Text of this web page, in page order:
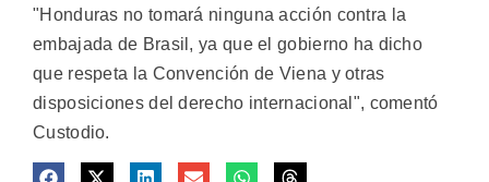
"Honduras no tomará ninguna acción contra la
embajada de Brasil, ya que el gobierno ha dicho
que respeta la Convención de Viena y otras
disposiciones del derecho internacional", comentó
Custodio.